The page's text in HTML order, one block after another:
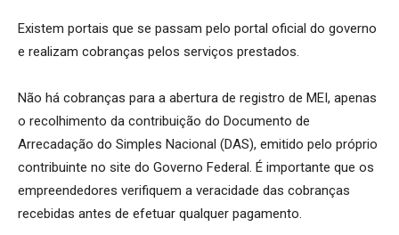
Existem portais que se passam pelo portal oficial do governo
e realizam cobranças pelos serviços prestados.
Não há cobranças para a abertura de registro de MEI, apenas
o recolhimento da contribuição do Documento de
Arrecadação do Simples Nacional (DAS), emitido pelo próprio
contribuinte no site do Governo Federal. É importante que os
empreendedores verifiquem a veracidade das cobranças
recebidas antes de efetuar qualquer pagamento.